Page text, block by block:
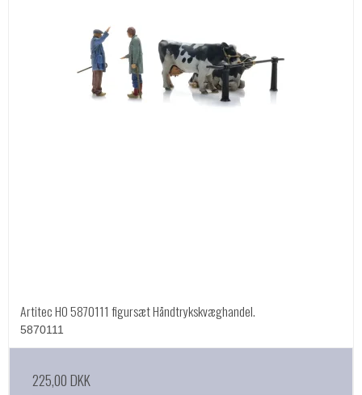
Artitec HO 5870111 figursæt Håndtrykskvæghandel.
5870111
225,00 DKK